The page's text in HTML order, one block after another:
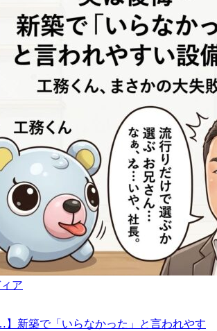
ア
】新築で「いらなかった」と言われやす